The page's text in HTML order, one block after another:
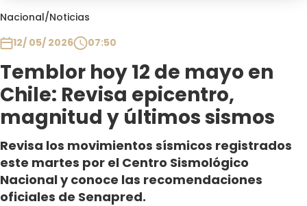
Nacional/Noticias
12/ 05/ 2026
07:50
Temblor hoy 12 de mayo en
Chile: Revisa epicentro,
magnitud y últimos sismos
Revisa los movimientos sísmicos registrados
este martes por el Centro Sismológico
Nacional y conoce las recomendaciones
oficiales de Senapred.
Club De La Comedia
Plan Perfecto
El Tiempo
Sabingo
Todos Los Programas